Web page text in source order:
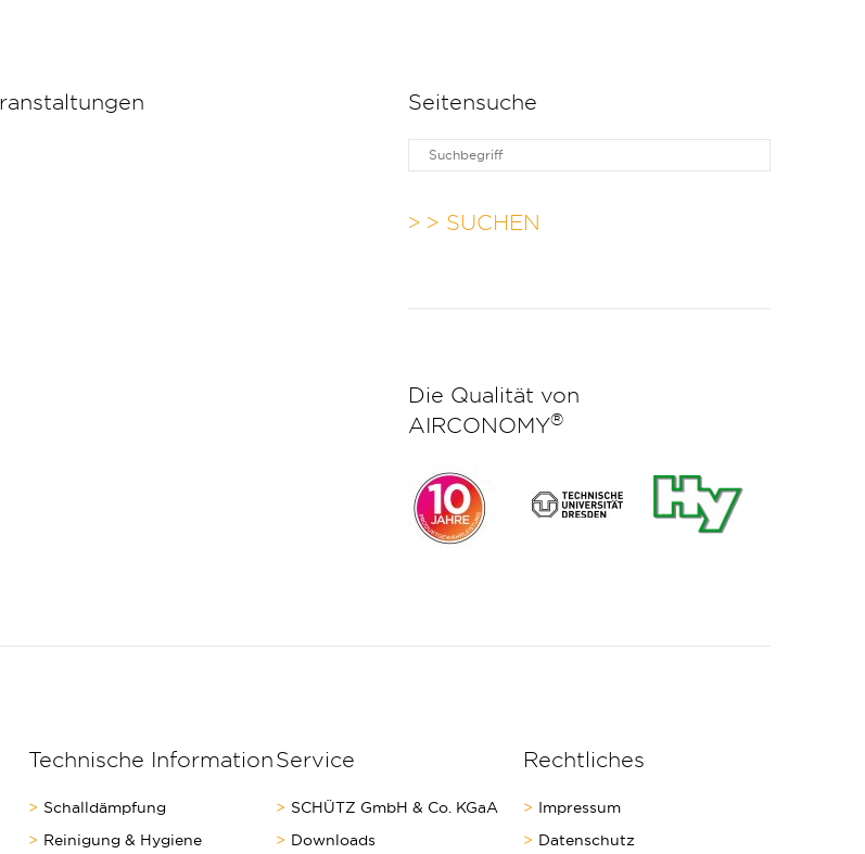
Seitensuche
> SUCHEN
Die Qualität von
AIRCONOMY®
Technische Information
Schalldämpfung
Reinigung & Hygiene
Service
SCHÜTZ GmbH & Co. KGaA
Downloads
Rechtliches
Impressum
Datenschutz